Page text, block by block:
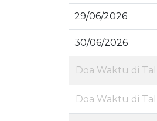
29/06/2026
30/06/2026
Doa Waktu di
Doa Waktu di